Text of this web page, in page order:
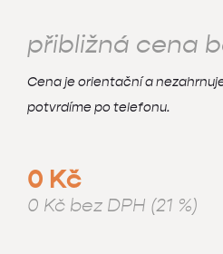
přibližná cena
Cena je orientační a
potvrdíme po telefonu.
0 Kč
0 Kč bez DPH (21 %)